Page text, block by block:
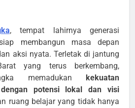
, tempat lahirnya generasi
membangun masa depan
aksi nyata. Terletak di jantung
yang terus berkembang,
memadukan kekuatan
potensi lokal dan visi
ruang belajar yang tidak hanya